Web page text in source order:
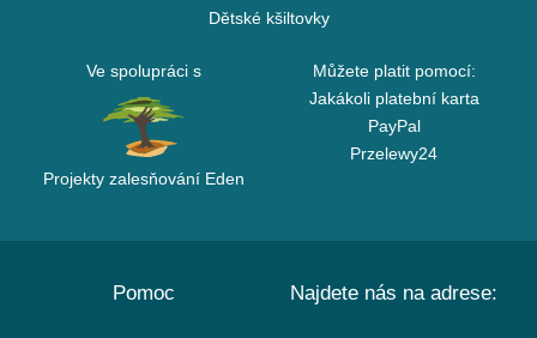
Dětské kšiltovky
Ve spolupráci s
Projekty zalesňování Eden
Můžete platit pomocí:
Jakákoli platební karta
PayPal
Przelewy24
Pomoc Najdete nás na adrese: